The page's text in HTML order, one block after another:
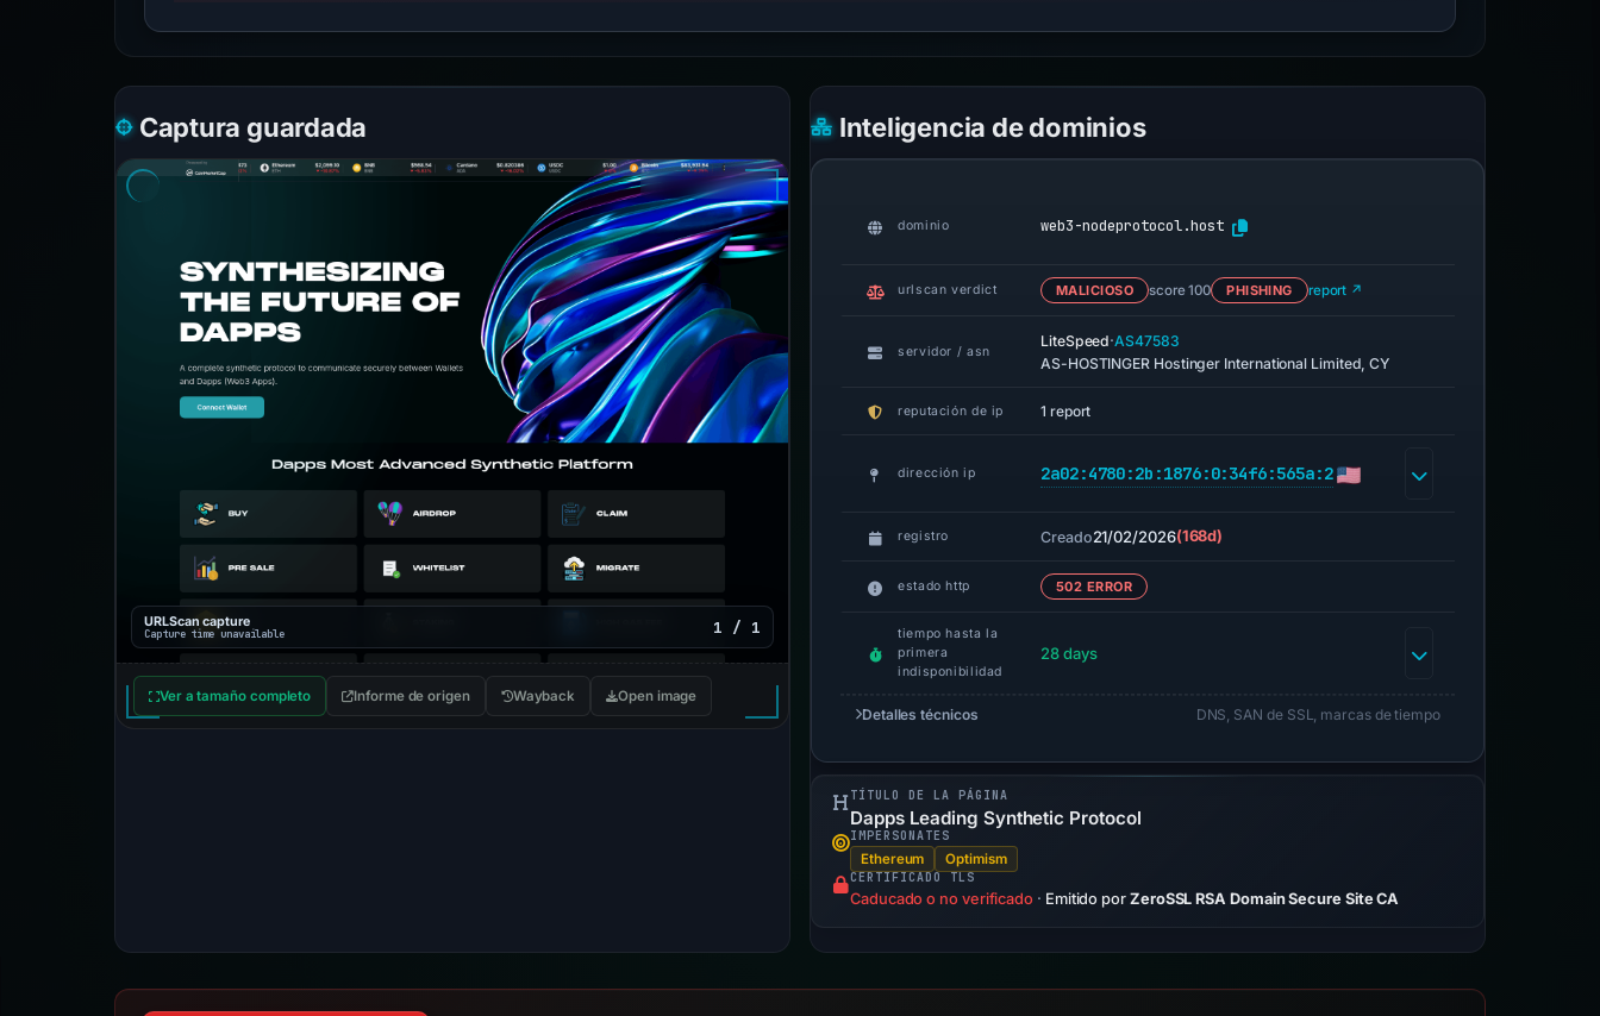
Captura guardada
URLScan capture
Capture time unavailable 1 / 1
Ver a tamaño completo Informe de origen Wayback Open image
Inteligencia de dominios
dominio web3-nodeprotocol.host
urlscan verdict MALICIOSO score 100 PHISHING report ↗
servidor / asn
LiteSpeed·AS47583
AS-HOSTINGER Hostinger International Limited, CY
reputación de ip 1 report
dirección ip 2a02:4780:2b:1876:0:34f6:565a:2
registro Creado21/02/2026(168d)
estado http 502 ERROR
tiempo hasta la
primera
indisponibilidad
28 days
Detalles técnicos DNS, SAN de SSL, marcas de tiempo
TÍTULO DE LA PÁGINA
Dapps Leading Synthetic Protocol
IMPERSONATES
Ethereum Optimism
CERTIFICADO TLS
Caducado o no verificado · Emitido por ZeroSSL RSA Domain Secure Site CA